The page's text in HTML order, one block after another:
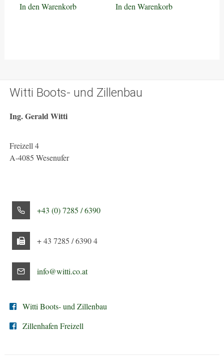
In den Warenkorb In den Warenkorb
Witti Boots- und Zillenbau
Ing. Gerald Witti
Freizell 4
A-4085 Wesenufer
+43 (0) 7285 / 6390
+ 43 7285 / 6390 4
info@witti.co.at
Witti Boots- und Zillenbau
Zillenhafen Freizell